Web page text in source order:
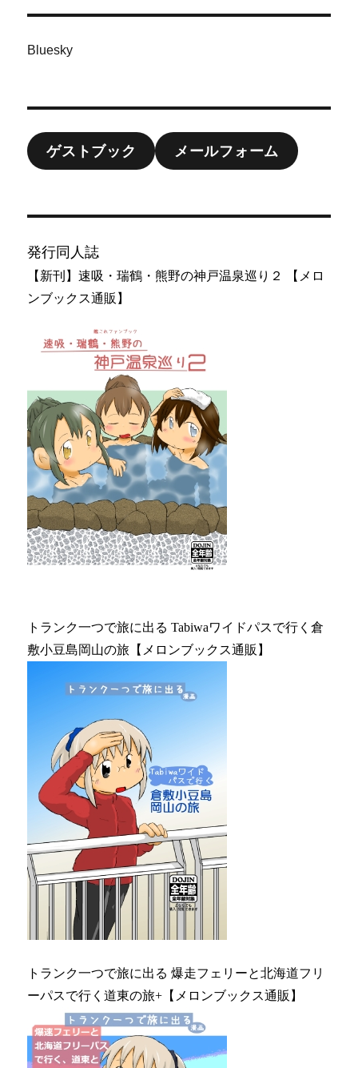
Bluesky
ゲストブック メールフォーム
発行同人誌
【新刊】速吸・瑞鶴・熊野の神戸温泉巡り２ 【メロ
ンブックス通販】
トランク一つで旅に出る Tabiwaワイドパスで行く倉
敷小豆島岡山の旅【メロンブックス通販】
トランク一つで旅に出る 爆走フェリーと北海道フリ
ーパスで行く道東の旅+【メロンブックス通販】